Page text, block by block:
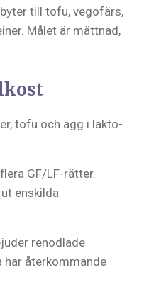
till tofu, vegofärs,
Målet är mättnad,
tofu och ägg i lakto-
GF/LF-rätter.
enskilda
renodlade
har återkommande